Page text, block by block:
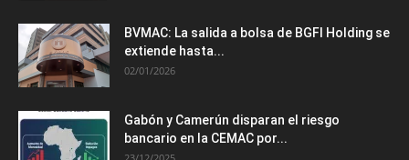
BVMAC: La salida a bolsa de BGFI Holding se
extiende hasta...
02/01/2026
Gabón y Camerún disparan el riesgo
bancario en la CEMAC por...